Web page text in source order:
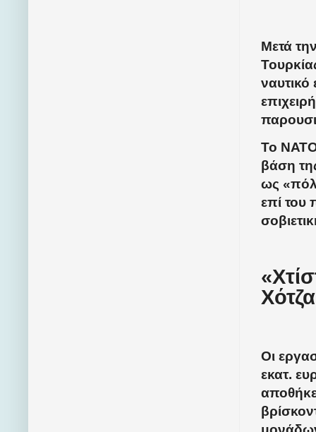
Μετά
ναυτικό
Το ΝΑΤΟ
βάση
ως
επί του
Οι
εκατ.